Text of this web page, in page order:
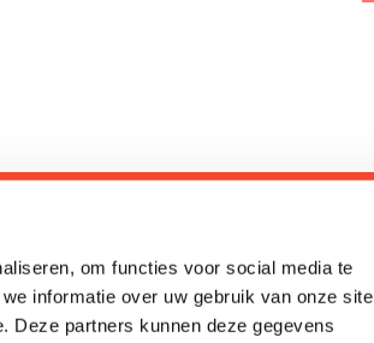
om functies voor social media te
informatie over uw gebruik van onze site
Deze partners kunnen deze gegevens
thuis, of tijdelijk in een veilige omgeving.